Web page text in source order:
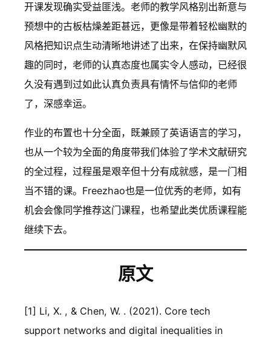
开课发现确实受益匪浅。老师的教学风格别出新意与
预想中的古板枯燥差距甚远，更像是带着轻松幽默的
风格把知识点生动清晰地讲述了出来，在保持幽默风
趣的同时，老师的认真态度也属实令人感动，已经很
久没有遇到过如此认真负责具有情怀与信仰的老师
了，深感幸运。
作业的布置也十分全面，既兼顾了英语语言的学习，
也从一个较为全面的角度带我们体验了学术文献研究
的全过程，过程虽是艰辛但十分有成就感，是一门相
当不错的课。Freezhao也是一位优秀的老师，如有
机会会像同学推荐这门课程，也希望此类优质课程能
继续下去。
原文
[1] Li, X. , & Chen, W. . (2021). Core tech
support networks and digital inequalities in